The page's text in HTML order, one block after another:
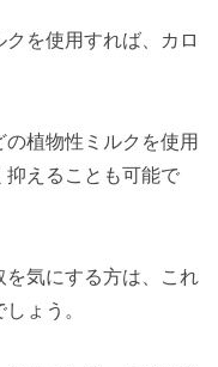
を使用すれば、カロ
植物性ミルクを使用
えることも可能で
気にする方は、これ
ょう。